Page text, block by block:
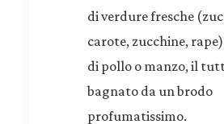
di verdure fresche
carote, zucchine,
di pollo o manzo, il
bagnato da un brodo
profumatissimo.